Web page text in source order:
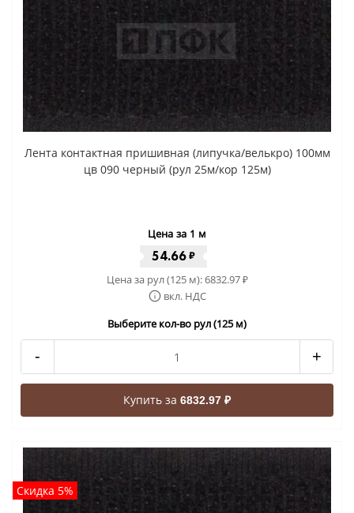
Лента контактная пришивная (липучка/велькро) 100мм
цв 090 черный (рул 25м/кор 125м)
Цена за 1 м
54.66 ₽
Цена за рул (125 м):6832.97₽
вкл. НДС
Выберите кол-во рул (125 м)
- +
Купить за 6832.97 ₽
Скидка 5%